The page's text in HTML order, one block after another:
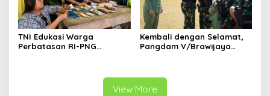
TNI Edukasi Warga
Perbatasan RI-PNG
Kembali dengan Selamat,
Pangdam V/Brawijaya
Perbatasan RI-PNG
View More